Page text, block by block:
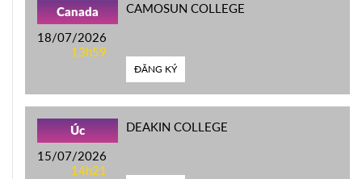
Canada
18/07/2026
13h59
CAMOSUN COLLEGE
ĐĂNG KÝ
Úc
15/07/2026
14h21
DEAKIN COLLEGE